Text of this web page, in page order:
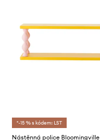
*-15 % s kódem: LST